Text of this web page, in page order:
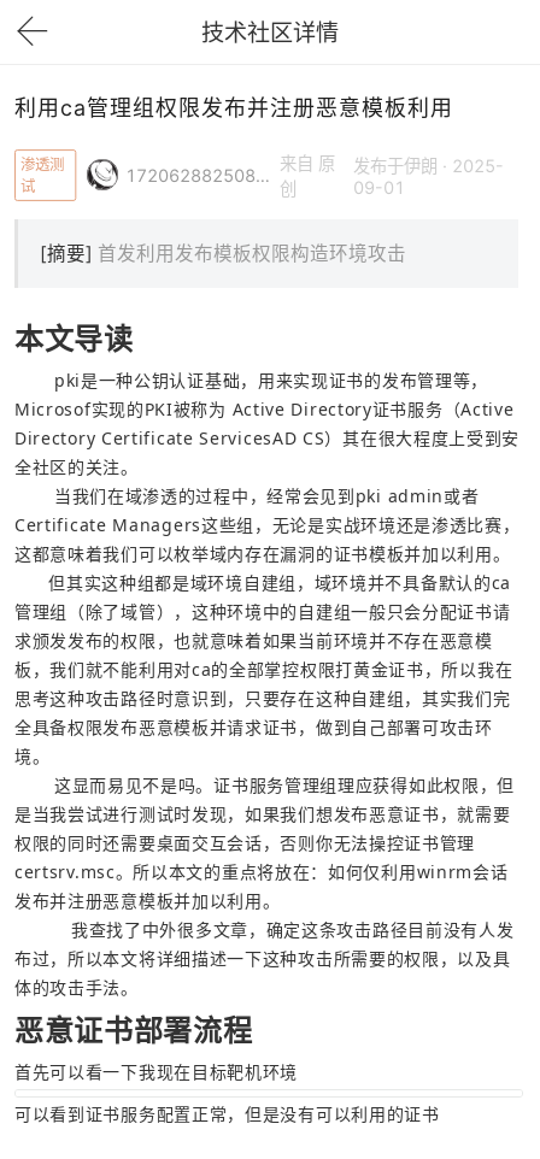
技术社区详情
下拉刷新
利用ca管理组权限发布并注册恶意模板利用
渗透测
试
1720628825088618
来自 原
创
发布于伊朗 · 2025-
09-01
[摘要] 首发利用发布模板权限构造环境攻击
本文导读
Microsof实现的PKI被称为 Active Directory证书服务（Active
Directory Certificate ServicesAD CS）其在很大程度上受到安
Certificate Managers这些组，无论是实战环境还是渗透比赛，
      但其实这种组都是域环境自建组，域环境并不具备默认的ca
管理组（除了域管），这种环境中的自建组一般只会分配证书请
求颁发发布的权限，也就意味着如果当前环境并不存在恶意模
板，我们就不能利用对ca的全部掌控权限打黄金证书，所以我在
思考这种攻击路径时意识到，只要存在这种自建组，其实我们完
全具备权限发布恶意模板并请求证书，做到自己部署可攻击环
是当我尝试进行测试时发现，如果我们想发布恶意证书，就需要
权限的同时还需要桌面交互会话，否则你无法操控证书管理
certsrv.msc。所以本文的重点将放在：如何仅利用winrm会话
布过，所以本文将详细描述一下这种攻击所需要的权限，以及具
体的攻击手法。
恶意证书部署流程
首先可以看一下我现在目标靶机环境
可以看到证书服务配置正常，但是没有可以利用的证书